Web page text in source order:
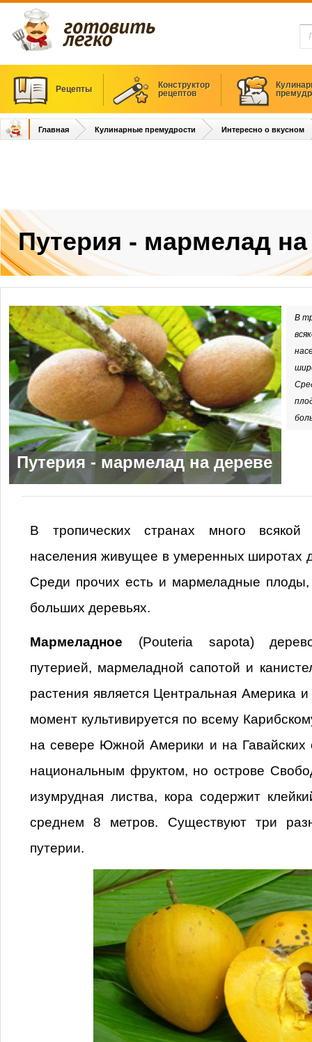
Рецепты
Конструктор
рецептов
Главная Кулинарные премудрости Интересно о вкусном
Путерия - мармелад
В
Путерия - мармелад на дереве
В тропических странах много всякой
населения живущее в умеренных широтах
Среди прочих есть и мармеладные плоды,
больших деревьях.
Мармеладное (Pouteria sapota)
путерией, мармеладной сапотой и
растения является Центральная Америка
момент культивируется по всему
на севере Южной Америки и на Гавайских
национальным фруктом, но острове
изумрудная листва, кора содержит
среднем8 метров. Существуют три
путерии.